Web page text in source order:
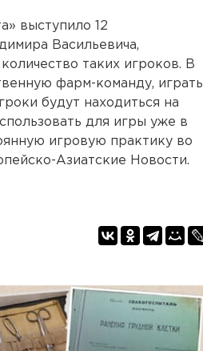
выступило 12
Васильевича,
таких игроков. В
фарм-команду, играть
будут находиться на
для игры уже в
игровую практику во
Азиатские Новости.